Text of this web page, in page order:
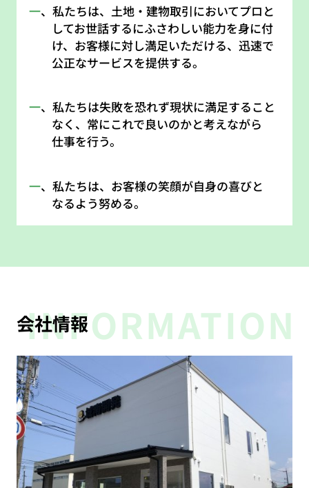
一、私たちは、土地・建物取引においてプロと
してお世話するにふさわしい能力を身に付
け、お客様に対し満足いただける、迅速で
公正なサービスを提供する。
一、私たちは失敗を恐れず現状に満足すること
なく、常にこれで良いのかと考えながら
仕事を行う。
一、私たちは、お客様の笑顔が自身の喜びと
なるよう努める。
会社情報
INFORMATION